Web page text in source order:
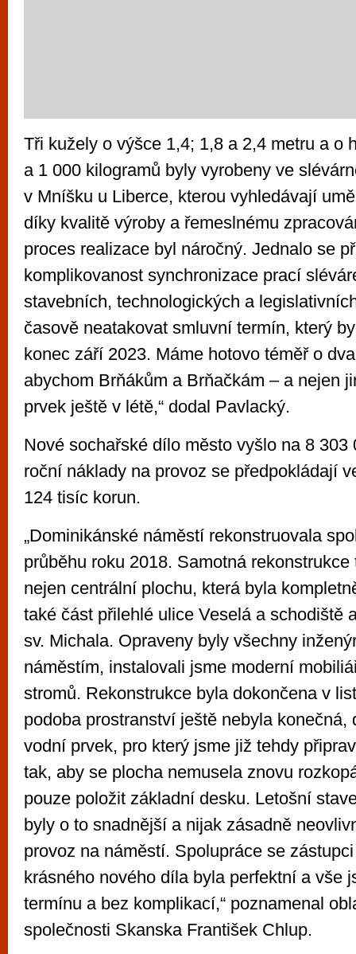
Tři kužely o výšce 1,4; 1,8 a 2,4 metru a o
a 1 000 kilogramů byly vyrobeny ve
v Mníšku u Liberce, kterou vyhledávají
díky kvalitě výroby a řemeslnému
proces realizace byl náročný. Jednalo se
komplikovanost synchronizace prací
stavebních, technologických a
časově neatakovat smluvní termín, který
konec září 2023. Máme hotovo téměř o
abychom Brňákům a Brňačkám – a nejen
prvek ještě v létě,“ dodal Pavlacký.
Nové sochařské dílo město vyšlo na 8 303
roční náklady na provoz se předpokládají
124 tisíc korun.
„Dominikánské náměstí rekonstruovala
průběhu roku 2018. Samotná
nejen centrální plochu, která byla
také část přilehlé ulice Veselá a schodiště
sv. Michala. Opraveny byly všechny
náměstím, instalovali jsme moderní
stromů. Rekonstrukce byla dokončena v
podoba prostranství ještě nebyla konečná,
vodní prvek, pro který jsme již tehdy
tak, aby se plocha nemusela znovu
pouze položit základní desku. Letošní
byly o to snadnější a nijak zásadně
provoz na náměstí. Spolupráce se
krásného nového díla byla perfektní a vše
termínu a bez komplikací,“ poznamenal
společnosti Skanska František Chlup.